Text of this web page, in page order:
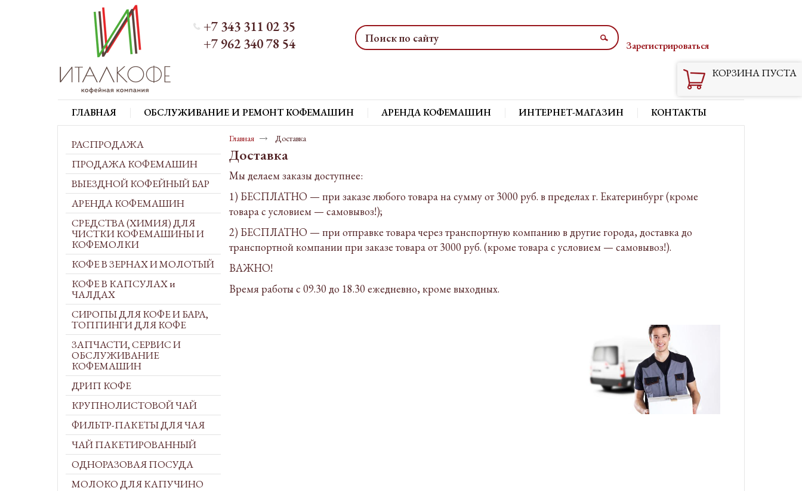
Зарегистрироваться
+7 343 311 02 35
+7 962 340 78 54
ГЛАВНАЯ ОБСЛУЖИВАНИЕ И РЕМОНТ КОФЕМАШИН АРЕНДА КОФЕМАШИН ИНТЕРНЕТ-МАГАЗИН КОНТАКТЫ
КОРЗИНА ПУСТА
РАСПРОДАЖА
ПРОДАЖА КОФЕМАШИН
ВЫЕЗДНОЙ КОФЕЙНЫЙ БАР
АРЕНДА КОФЕМАШИН
СРЕДСТВА (ХИМИЯ) ДЛЯ
ЧИСТКИ КОФЕМАШИНЫ И
КОФЕМОЛКИ
КОФЕ В ЗЕРНАХ И МОЛОТЫЙ
КОФЕ В КАПСУЛАХ и
ЧАЛДАХ
СИРОПЫ ДЛЯ КОФЕ И БАРА,
ТОППИНГИ ДЛЯ КОФЕ
ЗАПЧАСТИ, СЕРВИС И
ОБСЛУЖИВАНИЕ
КОФЕМАШИН
ДРИП КОФЕ
КРУПНОЛИСТОВОЙ ЧАЙ
ФИЛЬТР-ПАКЕТЫ ДЛЯ ЧАЯ
ЧАЙ ПАКЕТИРОВАННЫЙ
ОДНОРАЗОВАЯ ПОСУДА
МОЛОКО ДЛЯ КАПУЧИНО
Главная Доставка
Доставка
Мы делаем заказы доступнее:
1) БЕСПЛАТНО — при заказе любого товара на сумму от 3000 руб. в пределах г. Екатеринбург (кроме
товара с условием — самовывоз!);
2) БЕСПЛАТНО — при отправке товара через транспортную компанию в другие города, доставка до
транспортной компании при заказе товара от 3000 руб. (кроме товара с условием — самовывоз!).
ВАЖНО!
Время работы с 09.30 до 18.30 ежедневно, кроме выходных.